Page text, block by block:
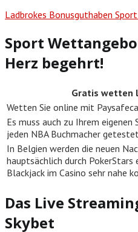
Ladbrokes Bonusguthaben
Sport
Herz begehrt!
Gratis wetten
Wetten Sie online mit
Es muss auch zu Ihrem eigenen
jeden NBA Buchmacher
In Belgien werden die neuen
hauptsächlich durch
Blackjack im Casino sehr nahe
Das Live
Skybet